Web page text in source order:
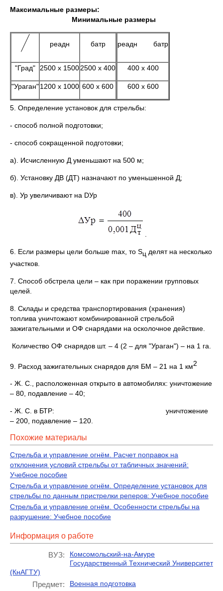
Максимальные размеры:
Минимальные размеры
реадн батр реадн батр
"Град" 2500 х 15002500 х 400 400 х 400
"Ураган"1200 х 1000 600 х 600 600 х 600
5. Определение установок для стрельбы:
- способ полной подготовки;
- способ сокращенной подготовки;
а). Исчисленную Д уменьшают на 500 м;
б). Установку ДВ (ДТ) назначают по уменьшенной Д;
в). Ур увеличивают на DУр
6. Если размеры цели больше max, то Sц делят на несколько
участков.
7. Способ обстрела цели – как при поражении групповых
целей.
8. Склады и средства транспортирования (хранения)
топлива уничтожают комбинированной стрельбой
зажигательными и ОФ снарядами на осколочное действие.
Количество ОФ снарядов шт. – 4 (2 – для "Ураган") – на 1 га.
9. Расход зажигательных снарядов для БМ – 21 на 1 км2
- Ж. С., расположенная открыто в автомобилях: уничтожение
– 80, подавление – 40;
- Ж. С. в БТР: уничтожение
– 200, подавление – 120.
Похожие материалы
Стрельба и управление огнём. Расчет поправок на
отклонения условий стрельбы от табличных значений:
Учебное пособие
Стрельба и управление огнём. Определение установок для
стрельбы по данным пристрелки реперов: Учебное пособие
Стрельба и управление огнём. Особенности стрельбы на
разрушение: Учебное пособие
Информация о работе
ВУЗ:
Комсомольский-на-Амуре
Государственный Технический Университет
(КнАГТУ)
Предмет: Военная подготовка